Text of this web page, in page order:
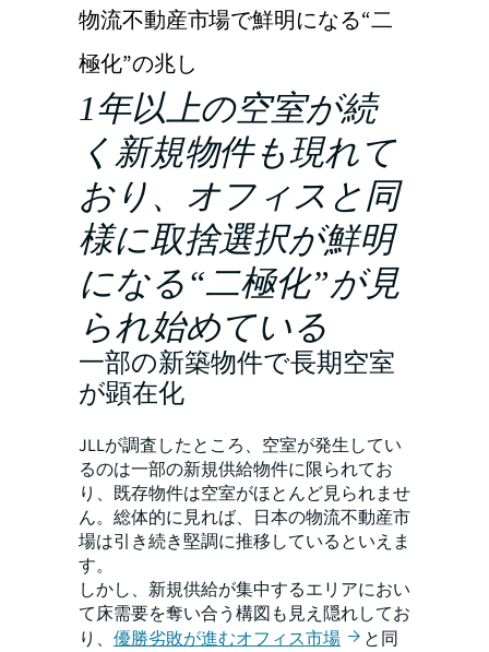
物流不動産市場で鮮明になる“二
極化”の兆し
1年以上の空室が続
く新規物件も現れて
おり、オフィスと同
様に取捨選択が鮮明
になる“二極化”が見
られ始めている
一部の新築物件で長期空室
が顕在化
JLLが調査したところ、空室が発生してい
るのは一部の新規供給物件に限られてお
り、既存物件は空室がほとんど見られませ
ん。総体的に見れば、日本の物流不動産市
場は引き続き堅調に推移しているといえま
す。
しかし、新規供給が集中するエリアにおい
て床需要を奪い合う構図も見え隠れしてお
り、 優勝劣敗が進むオフィス市場
と同